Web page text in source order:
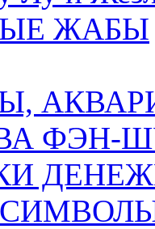
ЖАБЫ
ФЭН-